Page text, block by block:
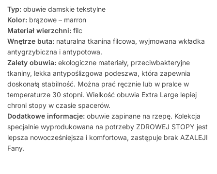
Typ: obuwie damskie tekstylne
Kolor: brązowe – marron
Materiał wierzchni: filc
Wnętrze buta: naturalna tkanina filcowa, wyjmowana wkładka
antygrzybiczna i antypotowa.
Zalety obuwia: ekologiczne materiały, przeciwbakteryjne
tkaniny, lekka antypoślizgowa podeszwa, która zapewnia
doskonałą stabilność. Można prać ręcznie lub w pralce w
temperaturze 30 stopni. Wielkość obuwia Extra Large lepiej
chroni stopy w czasie spacerów.
Dodatkowe informacje: obuwie zapinane na rzepę. Kolekcja
specjalnie wyprodukowana na potrzeby ZDROWEJ STOPY jest
lepsza nowocześniejsza i komfortowa, zastępuje brak AZALEJI
Fany.